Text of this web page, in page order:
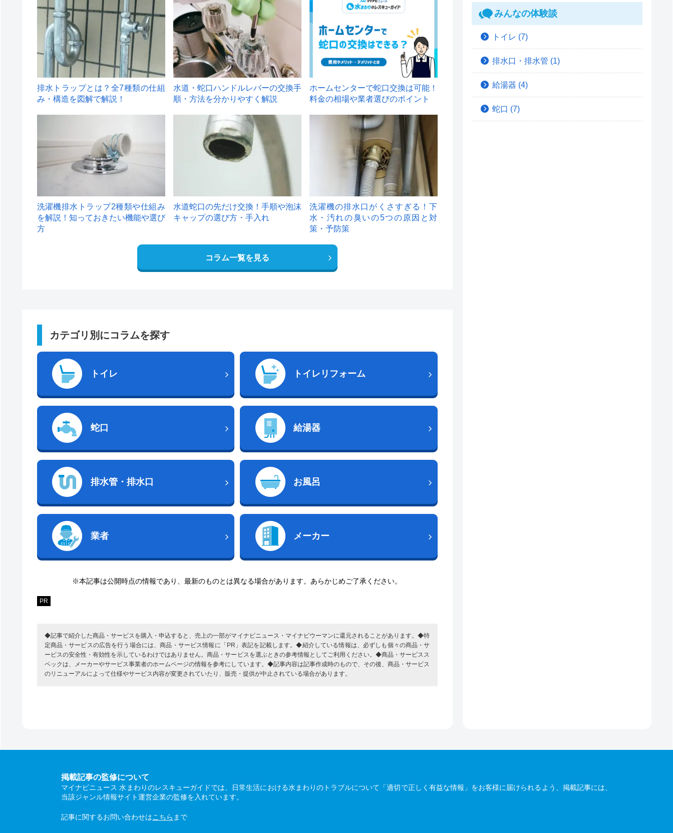
1
排水トラップとは？全7種類の仕組
み・構造を図解で解説！
2
水道・蛇口ハンドルレバーの交換手
順・方法を分かりやすく解説
ホームセンターで蛇口交換は可能！
料金の相場や業者選びのポイント
洗濯機排水トラップ2種類や仕組み
を解説！知っておきたい機能や選び
方
水道蛇口の先だけ交換！手順や泡沫
キャップの選び方・手入れ
洗濯機の排水口がくさすぎる！下
水・汚れの臭いの5つの原因と対
策・予防策
コラム一覧を見る
カテゴリ別にコラムを探す
トイレ トイレリフォーム
蛇口 給湯器
排水管・排水口 お風呂
業者 メーカー
※本記事は公開時点の情報であり、最新のものとは異なる場合があります。あらかじめご了承ください。
PR
◆記事で紹介した商品・サービスを購入・申込すると、売上の一部がマイナビニュース・マイナビウーマンに還元されることがあります。◆特
定商品・サービスの広告を行う場合には、商品・サービス情報に「PR」表記を記載します。◆紹介している情報は、必ずしも個々の商品・サ
ービスの安全性・有効性を示しているわけではありません。商品・サービスを選ぶときの参考情報としてご利用ください。◆商品・サービスス
ペックは、メーカーやサービス事業者のホームページの情報を参考にしています。◆記事内容は記事作成時のもので、その後、商品・サービス
のリニューアルによって仕様やサービス内容が変更されていたり、販売・提供が中止されている場合があります。
みんなの体験談
トイレ (7)
排水口・排水管 (1)
給湯器 (4)
蛇口 (7)
掲載記事の監修について
マイナビニュース 水まわりのレスキューガイドでは、日常生活における水まわりのトラブルについて「適切で正しく有益な情報」をお客様に届けられるよう、掲載記事には、
当該ジャンル情報サイト運営企業の監修を入れています。
記事に関するお問い合わせはこちら まで